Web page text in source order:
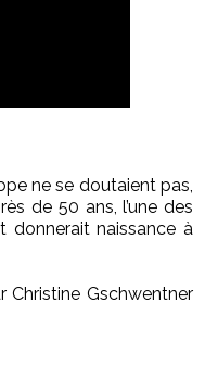
ne se doutaient pas,
de 50 ans, l’une des
donnerait naissance à
Gschwentner